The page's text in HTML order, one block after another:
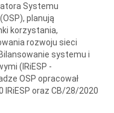
Systemu
planują
korzystania,
rozwoju sieci
systemu i
(IRiESP -
OSP opracował
oraz CB/28/2020